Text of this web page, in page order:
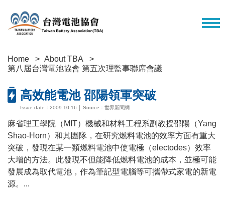
Home
About TBA
第八屆台灣電池協會 第五次理監事聯席會議
高效能電池 邵陽領軍突破
Issue date：2009-10-16 │ Source：世界新聞網
麻省理工學院（MIT）機械和材料工程系副教授邵陽（Yang
Shao-Horn）和其團隊，在研究燃料電池的效率方面有重大
突破，發現在某一類燃料電池中使電極（electodes）效率
大增的方法。此發現不但能降低燃料電池的成本，並極可能
發展成為取代電池，作為筆記型電腦等可攜帶式家電的新電
源。...